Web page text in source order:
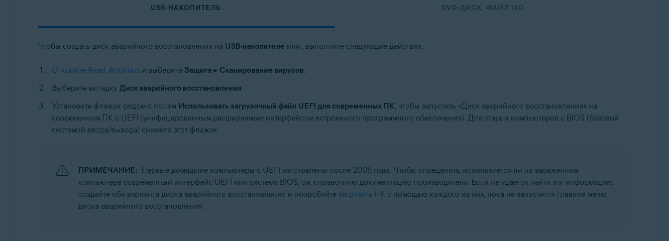
USB-НАКОПИТЕЛЬ DVD-ДИСК, ФАЙЛ ISO
Чтобы создать диск аварийного восстановления на USB-накопителе или , выполните следующие действия.
Откройте Avast Antivirus и выберите Защита▸ Сканирование вирусов.
Выберите вкладку Диск аварийного восстановления.
Установите флажок рядом с полем Использовать загрузочный файл UEFI для современных ПК, чтобы запустить «Диск аварийного восстановления» на
современном ПК с UEFI (унифицированным расширяемым интерфейсом встроенного программного обеспечения). Для старых компьютеров с BIOS (базовой
системой ввода/вывода) снимите этот флажок.
ПРИМЕЧАНИЕ: Первые домашние компьютеры с UEFI изготовлены после 2005 года. Чтобы определить, используется ли на зараженном
компьютере современный интерфейс UEFI или система BIOS, см. справочную документацию производителя. Если не удается найти эту информацию,
создайте оба варианта диска аварийного восстановления и попробуйте загрузить ПК с помощью каждого из них, пока не запустится главное меню
диска аварийного восстановления.